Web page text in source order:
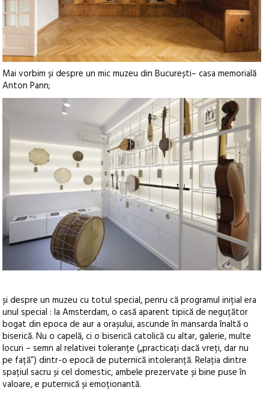
Mai vorbim și despre un mic muzeu din București– casa memorială
Anton Pann;
și despre un muzeu cu totul special, penru că programul inițial era
unul special : la Amsterdam, o casă aparent tipică de neguțător
bogat din epoca de aur a orașului, ascunde în mansarda înaltă o
biserică. Nu o capelă, ci o biserică catolică cu altar, galerie, multe
locuri – semn al relativei toleranțe („practicați dacă vreți, dar nu
pe față”) dintr-o epocă de puternică intoleranță. Relația dintre
spațiul sacru și cel domestic, ambele prezervate și bine puse în
valoare, e puternică și emoționantă.